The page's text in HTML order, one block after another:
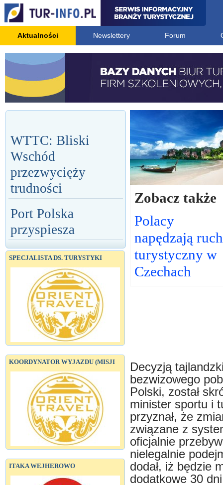
Aktualności Newslettery Forum
WTTC: Bliski
Wschód
przezwycięży
trudności
Port Polska
przyspiesza
SPECJALISTA DS. TURYSTYKI
KOORDYNATOR WYJAZDU (MISJI
ITAKA WEJHEROWO
Zobacz także
Polacy
napędzają ruch
turystyczny w
Czechach
Decyzją
bezwizowego
Polski, został
minister sportu i
przyznał, że
związane z
oficjalnie
nielegalnie
dodał, iż będzie
dodatkowe 30